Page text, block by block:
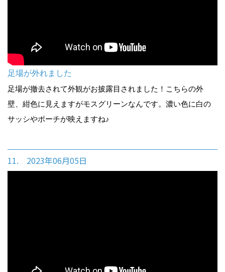
足場が外れました
足場が撤去されて外観がお披露目されました！こちらの外
壁、紺色に見えますがモスグリーンなんです。濃い色に白の
サッシやポーチが映えますね♪
11. 2023年06月05日